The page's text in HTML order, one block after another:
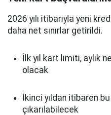
2026 yılı itibarıyla yeni
daha net sınırlar getirildi.
İlk yıl kart limiti, aylık
olacak
İkinci yıldan itibaren
çıkarılabilecek